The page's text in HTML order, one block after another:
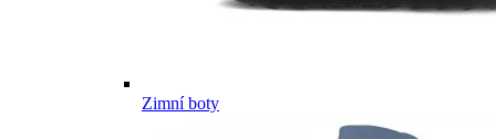
Zimní boty